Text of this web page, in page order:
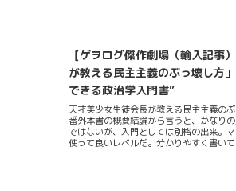
ライターである下倉バイオが記すゲーム
うだ。本書の出版年月日は2025年9月
ゲーム（ノベルゲーム）制作で活躍して
代表作として『スマガ』『
女の恋。』『凍京NECRO〈トウキョウ・
子』などがあるということが本書の要約
にわたるIP制作で活躍してきた。一番有名
『STEINS;GATE』だろう。2007年から活
ームに留まらず『TVアニメ・ドラマ原案
【ゲヲログ傑作劇場（輸入記事
が教える民主主義のぶっ壊し方
できる政治学入門書”
天才美少女生徒会長が教える民主主義
番外本書の概要結論から言うと、かなり
ではないが、入門としては別格の出来。
使って良いレベルだ。分かりやすく書い
んだ。例えば『宗教として憲法を読み
の意味を考えよ』といったところから